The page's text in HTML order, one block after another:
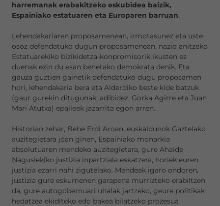
harremanak erabakitzeko eskubidea baizik,
Espainiako estatuaren eta Europaren barruan.
Lehendakariaren proposamenean, irmotasunez eta uste
osoz defendatuko dugun proposamenean, nazio anitzeko
Estatuarekiko bizikidetza-konpromisorik ikusten ez
duenak ezin du esan benetako demokrata denik. Eta
gauza guztien gainetik defendatuko dugu proposamen
hori, lehendakaria bera eta Alderdiko beste kide batzuk
(gaur gurekin ditugunak, adibidez, Gorka Agirre eta Juan
Mari Atutxa) epaileek jazarrita egon arren.
Historian zehar, Behe Erdi Aroan, euskaldunok Gaztelako
auzitegietara joan ginen, Espainiako monarkia
absolutuaren mendeko auzitegietara, gure Ahaide
Nagusiekiko justizia inpartziala eskatzera, horiek euren
justizia ezarri nahi zigutelako. Mendeak igaro ondoren,
justizia gure eskumenen garapena murrizteko erabiltzen
da, gure autogobernuari uhalak jartzeko, geure politikak
hedatzea ekiditeko edo bakea bilatzeko prozesua